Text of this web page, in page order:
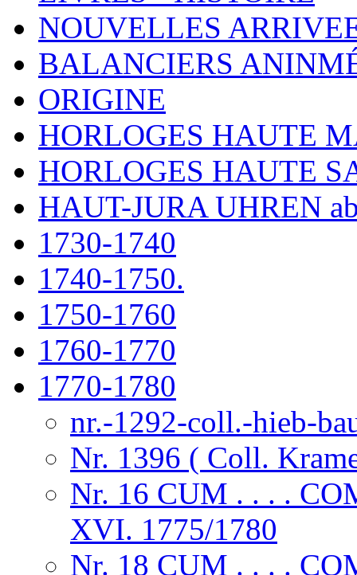
NOUVELLES
BALANCIERS
ORIGINE
HORLOGES HAUTE
HORLOGES HAUTE
HAUT-JURA UHREN
1730-1740
1740-1750.
1750-1760
1760-1770
1770-1780
nr.-1292-coll.-hieb-
Nr. 1396 ( Coll.
Nr. 16 CUM . . . .
XVI. 1775/1780
Nr. 18 CUM . . . .